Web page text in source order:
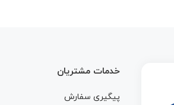
خدمات مشتریان
پیگیری سفارش